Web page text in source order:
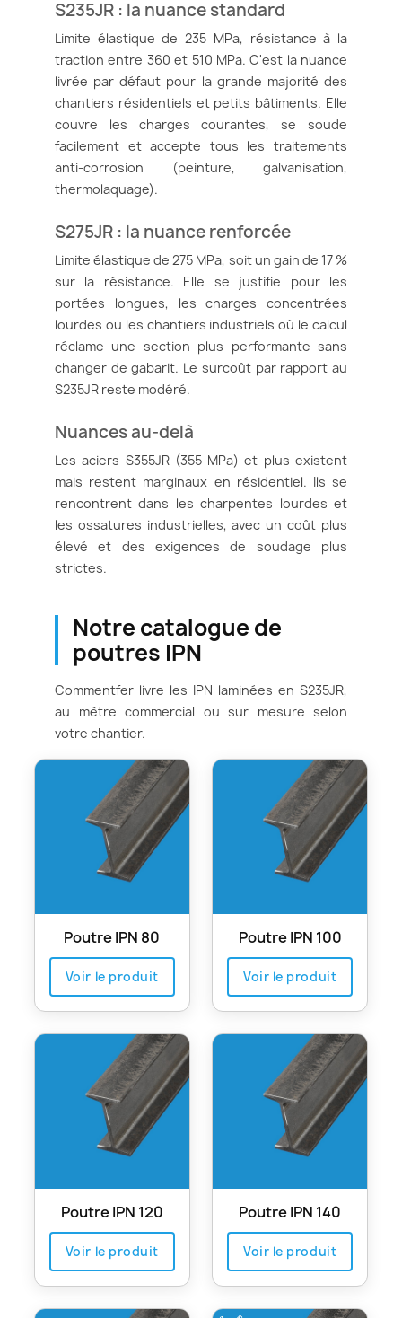
S235JR : la nuance standard
Limite élastique de 235 MPa, résistance à la
traction entre 360 et 510 MPa. C'est la nuance
livrée par défaut pour la grande majorité des
chantiers résidentiels et petits bâtiments. Elle
couvre les charges courantes, se soude
facilement et accepte tous les traitements
anti-corrosion (peinture, galvanisation,
thermolaquage).
S275JR : la nuance renforcée
Limite élastique de 275 MPa, soit un gain de 17 %
sur la résistance. Elle se justifie pour les
portées longues, les charges concentrées
lourdes ou les chantiers industriels où le calcul
réclame une section plus performante sans
changer de gabarit. Le surcoût par rapport au
S235JR reste modéré.
Nuances au-delà
Les aciers S355JR (355 MPa) et plus existent
mais restent marginaux en résidentiel. Ils se
rencontrent dans les charpentes lourdes et
les ossatures industrielles, avec un coût plus
élevé et des exigences de soudage plus
strictes.
Notre catalogue de
poutres IPN
Commentfer livre les IPN laminées en S235JR,
au mètre commercial ou sur mesure selon
votre chantier.
Poutre IPN 80
Voir le produit
Poutre IPN 100
Voir le produit
Poutre IPN 120
Voir le produit
Poutre IPN 140
Voir le produit